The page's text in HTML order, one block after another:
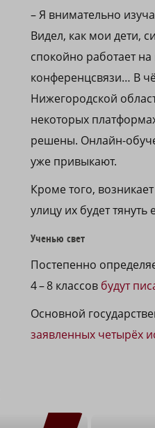
– Я внимательно
Видел, как мои дети,
спокойно работает
конференцсвязи… В
Нижегородской
некоторых
решены. Онлайн-
уже привыкают.
Кроме того,
улицу их будет
Ученью свет
Постепенно
4 – 8 классов будут
Основной
заявленных четырёх